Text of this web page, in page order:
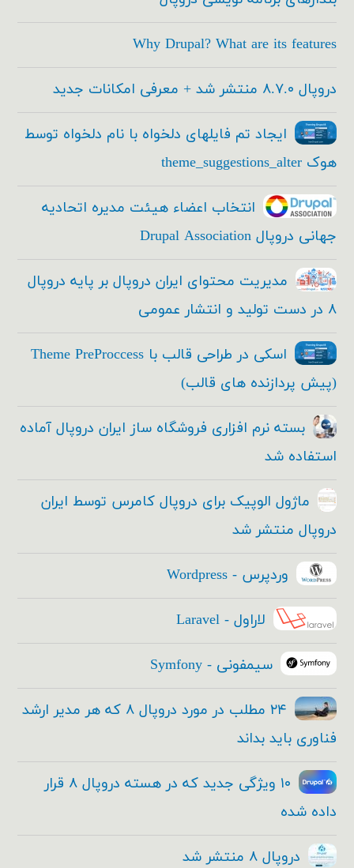
Why Drupal? What are its features
دروپال ۸.۷.۰ منتشر شد + معرفی امکانات جدید
ایجاد تم فایلهای دلخواه با نام دلخواه توسط
هوک theme_suggestions_alter
انتخاب اعضاء هیئت مدیره اتحادیه
جهانی دروپال Drupal Association
مدیریت محتوای ایران دروپال بر پایه دروپال
۸ در دست تولید و انتشار عمومی
اسکی در طراحی قالب با Theme PreProccess
(پیش پردازنده های قالب)
بسته نرم افزاری فروشگاه ساز ایران دروپال آماده
استفاده شد
ماژول الوپیک برای دروپال کامرس توسط ایران
دروپال منتشر شد
وردپرس - Wordpress
لاراول - Laravel
سیمفونی - Symfony
۲۴ مطلب در مورد دروپال ۸ که هر مدیر ارشد
فناوری باید بداند
۱۰ ویژگی جدید که در هسته دروپال ۸ قرار
داده شده
دروپال ۸ منتشر شد